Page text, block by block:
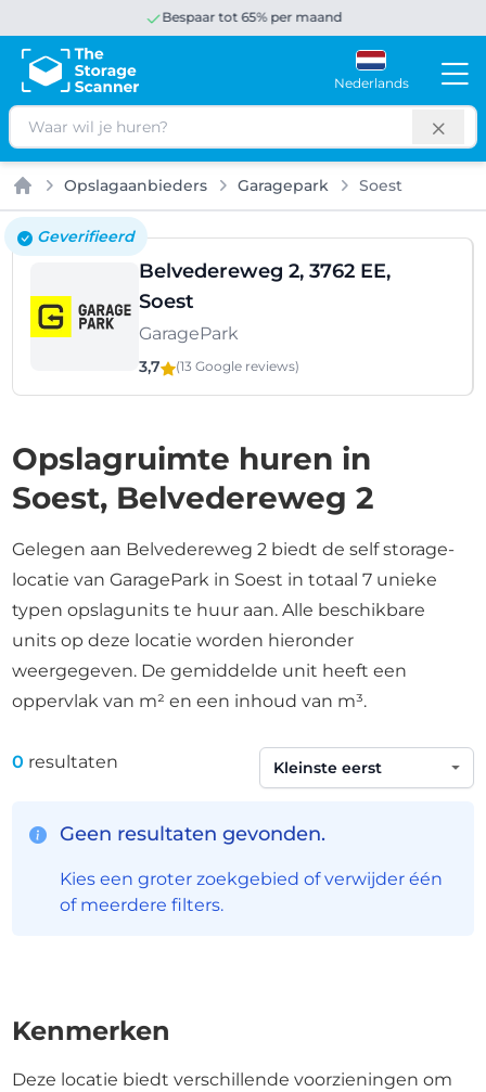
Bespaar tot 65% per maand
Nederlands
Zoeken
Home
Opslagaanbieders Garagepark Soest
Belvedereweg 2, 3762 EE,
Soest
Geverifieerd
GaragePark
3,7 (13 Google reviews)
Opslagruimte huren in
Soest, Belvedereweg 2
Gelegen aan Belvedereweg 2 biedt de self storage-
locatie van GaragePark in Soest in totaal 7 unieke
typen opslagunits te huur aan. Alle beschikbare
units op deze locatie worden hieronder
weergegeven. De gemiddelde unit heeft een
oppervlak van m² en een inhoud van m³.
0 resultaten
Sorteren op
Geen resultaten gevonden.
Kies een groter zoekgebied of verwijder één
of meerdere filters.
Kenmerken
Deze locatie biedt verschillende voorzieningen om